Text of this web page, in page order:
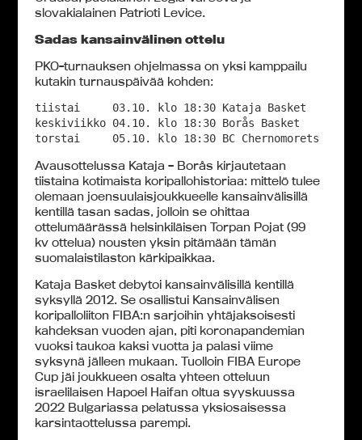
slovakialainen Patrioti Levice.
Sadas kansainvälinen ottelu
PKO-turnauksen ohjelmassa on yksi kamppailu
kutakin turnauspäivää kohden:
tiistai     03.10. klo 18:30 Kataja Basket   -
keskiviikko 04.10. klo 18:30 Borås Basket    - BC
torstai     05.10. klo 18:30 BC Chernomorets -
Avausottelussa Kataja – Borås kirjautetaan
tiistaina kotimaista koripallohistoriaa: mittelö tulee
olemaan joensuulaisjoukkueelle kansainvälisillä
kentillä tasan sadas, jolloin se ohittaa
ottelumäärässä helsinkiläisen Torpan Pojat (99
kv ottelua) nousten yksin pitämään tämän
suomalaistilaston kärkipaikkaa.
Kataja Basket debytoi kansainvälisillä kentillä
syksyllä 2012. Se osallistui Kansainvälisen
koripalloliiton FIBA:n sarjoihin yhtäjaksoisesti
kahdeksan vuoden ajan, piti koronapandemian
vuoksi taukoa kaksi vuotta ja palasi viime
syksynä jälleen mukaan. Tuolloin FIBA Europe
Cup jäi joukkueen osalta yhteen otteluun
israelilaisen Hapoel Haifan oltua syyskuussa
2022 Bulgariassa pelatussa yksiosaisessa
karsintaottelussa parempi.